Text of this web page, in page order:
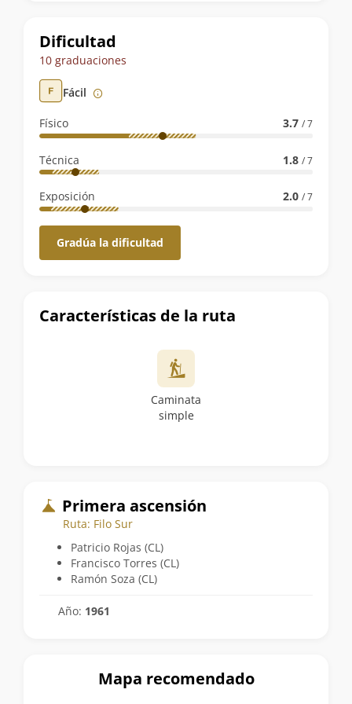
ruta
Dificultad
10 graduaciones
Fácil
Físico 3.7 / 7
Técnica 1.8 / 7
Exposición 2.0 / 7
Gradúa la dificultad
Características de la ruta
Caminata
simple
Primera ascensión
Ruta: Filo Sur
Patricio Rojas (CL)
Francisco Torres (CL)
Ramón Soza (CL)
Año: 1961
Mapa recomendado